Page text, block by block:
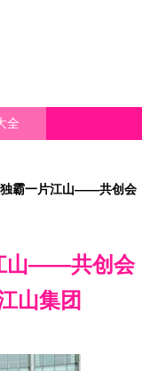
全
独霸一片江山——共创会
山——共创会
山集团